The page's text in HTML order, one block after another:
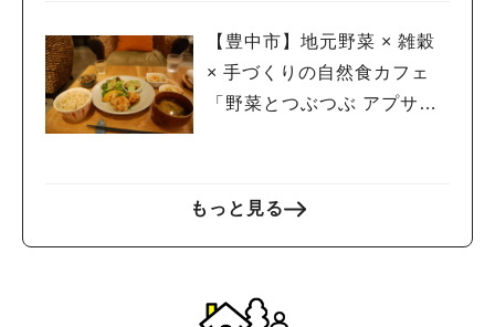
【豊中市】地元野菜 × 雑穀
× 手づくりの自然食カフェ
「野菜とつぶつぶ アプサラ
もっと見る